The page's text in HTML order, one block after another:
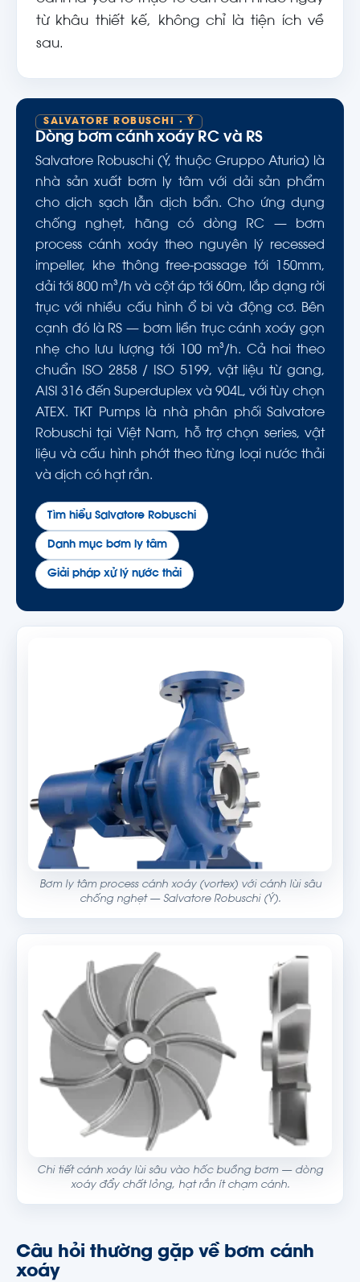
từ khâu thiết kế, không chỉ là tiện ích về
sau.
SALVATORE ROBUSCHI · Ý
Dòng bơm cánh xoáy RC và RS
Salvatore Robuschi (Ý, thuộc Gruppo Aturia) là
nhà sản xuất bơm ly tâm với dải sản phẩm
cho dịch sạch lẫn dịch bẩn. Cho ứng dụng
chống nghẹt, hãng có dòng RC — bơm
process cánh xoáy theo nguyên lý recessed
impeller, khe thông free-passage tới 150mm,
dải tới 800 m³/h và cột áp tới 60m, lắp dạng rời
trục với nhiều cấu hình ổ bi và động cơ. Bên
cạnh đó là RS — bơm liền trục cánh xoáy gọn
nhẹ cho lưu lượng tới 100 m³/h. Cả hai theo
chuẩn ISO 2858 / ISO 5199, vật liệu từ gang,
AISI 316 đến Superduplex và 904L, với tùy chọn
ATEX. TKT Pumps là nhà phân phối Salvatore
Robuschi tại Việt Nam, hỗ trợ chọn series, vật
liệu và cấu hình phớt theo từng loại nước thải
và dịch có hạt rắn.
Tìm hiểu Salvatore Robuschi
Danh mục bơm ly tâm
Giải pháp xử lý nước thải
Bơm ly tâm process cánh xoáy (vortex) với cánh lùi sâu
chống nghẹt — Salvatore Robuschi (Ý).
Chi tiết cánh xoáy lùi sâu vào hốc buồng bơm — dòng
xoáy đẩy chất lỏng, hạt rắn ít chạm cánh.
Câu hỏi thường gặp về bơm cánh
xoáy